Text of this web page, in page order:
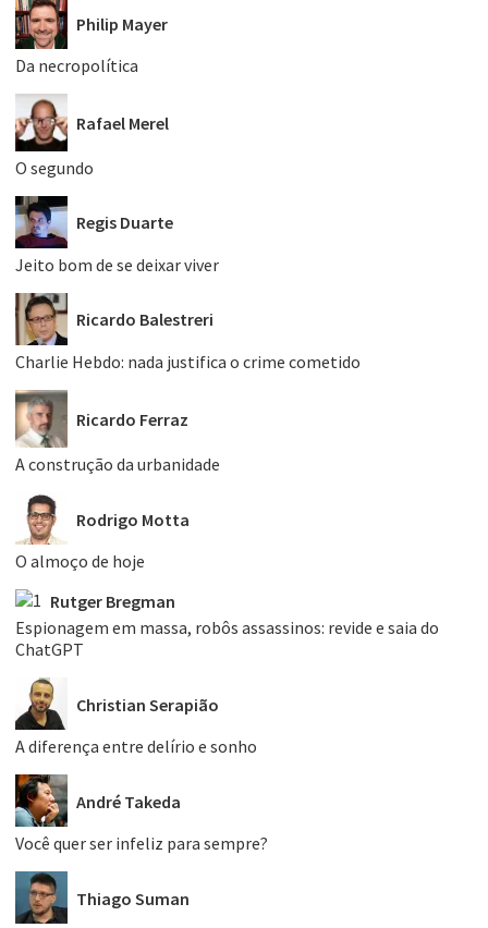
Philip Mayer
Da necropolítica
Rafael Merel
O segundo
Regis Duarte
Jeito bom de se deixar viver
Ricardo Balestreri
Charlie Hebdo: nada justifica o crime cometido
Ricardo Ferraz
A construção da urbanidade
Rodrigo Motta
O almoço de hoje
Rutger Bregman
Espionagem em massa, robôs assassinos: revide e saia do
ChatGPT
Christian Serapião
A diferença entre delírio e sonho
André Takeda
Você quer ser infeliz para sempre?
Thiago Suman